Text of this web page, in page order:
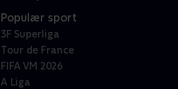
Populær sport
3F Superliga
Tour de France
FIFA VM 2026
A Liga